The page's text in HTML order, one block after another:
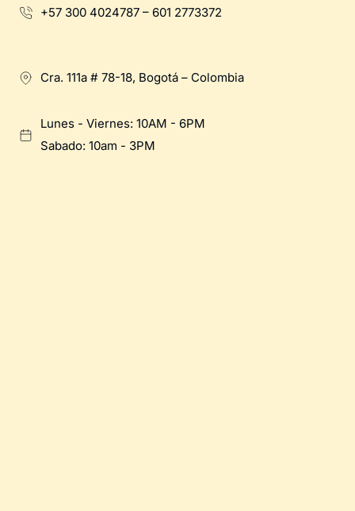
+57 300 4024787 – 601 2773372
Cra. 111a # 78-18, Bogotá – Colombia
Lunes - Viernes: 10AM - 6PM
Sabado: 10am - 3PM